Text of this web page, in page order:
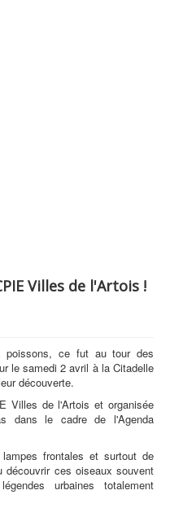
Villes de l'Artois !
poissons, ce fut au tour des
le samedi 2 avril à la Citadelle
découverte.
Villes de l'Artois et organisée
dans le cadre de l'Agenda
frontales et surtout de
découvrir ces oiseaux souvent
urbaines totalement